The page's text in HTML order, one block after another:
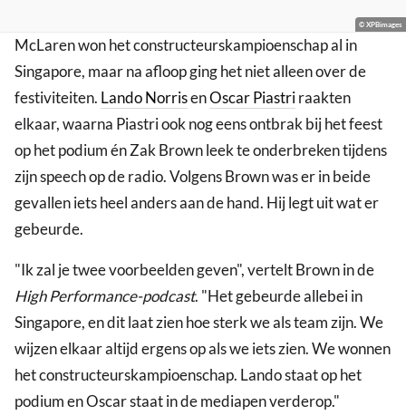
© XPBimages
McLaren won het constructeurskampioenschap al in
Singapore, maar na afloop ging het niet alleen over de
festiviteiten. Lando NorrisenOscar Piastriraakten
elkaar, waarna Piastri ook nog eens ontbrak bij het feest
op het podium én Zak Brown leek te onderbreken tijdens
zijn speech op de radio. Volgens Brown was er in beide
gevallen iets heel anders aan de hand. Hij legt uit wat er
gebeurde.
"Ik zal je twee voorbeelden geven", vertelt Brown in de
High Performance-podcast. "Het gebeurde allebei in
Singapore, en dit laat zien hoe sterk we als team zijn. We
wijzen elkaar altijd ergens op als we iets zien. We wonnen
het constructeurskampioenschap. Lando staat op het
podium en Oscar staat in de mediapen verderop."